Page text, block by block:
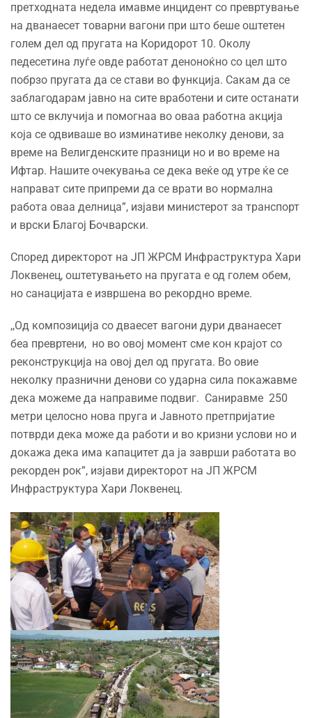
претходната недела имавме инцидент со превртување
на дванаесет товарни вагони при што беше оштетен
голем дел од пругата на Коридорот 10. Околу
педесетина луѓе овде работат деноноќно со цел што
побрзо пругата да се стави во функција. Сакам да се
заблагодарам јавно на сите вработени и сите останати
што се вклучија и помогнаа во оваа работна акција
која се одвиваше во изминативе неколку денови, за
време на Велигденските празници но и во време на
Ифтар. Нашите очекувања се дека веќе од утре ќе се
направат сите припреми да се врати во нормална
работа оваа делница”, изјави министерот за транспорт
и врски Благој Бочварски.
Според директорот на ЈП ЖРСМ Инфраструктура Хари
Локвенец, оштетувањето на пругата е од голем обем,
но санацијата е извршена во рекордно време.
,,Од композиција со дваесет вагони дури дванаесет
беа превртени, но во овој момент сме кон крајот со
реконструкција на овој дел од пругата. Во овие
неколку празнични денови со ударна сила покажавме
дека можеме да направиме подвиг. Саниравме 250
метри целосно нова пруга и Јавното претпријатие
потврди дека може да работи и во кризни услови но и
докажа дека има капацитет да ја заврши работата во
рекорден рок”, изјави директорот на ЈП ЖРСМ
Инфраструктура Хари Локвенец.